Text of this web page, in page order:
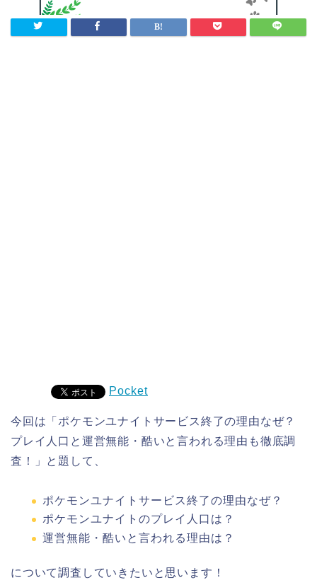
Pocket
今回は「ポケモンユナイトサービス終了の理由なぜ？
プレイ人口と運営無能・酷いと言われる理由も徹底調
査！」と題して、
ポケモンユナイトサービス終了の理由なぜ？
ポケモンユナイトのプレイ人口は？
運営無能・酷いと言われる理由は？
について調査していきたいと思います！